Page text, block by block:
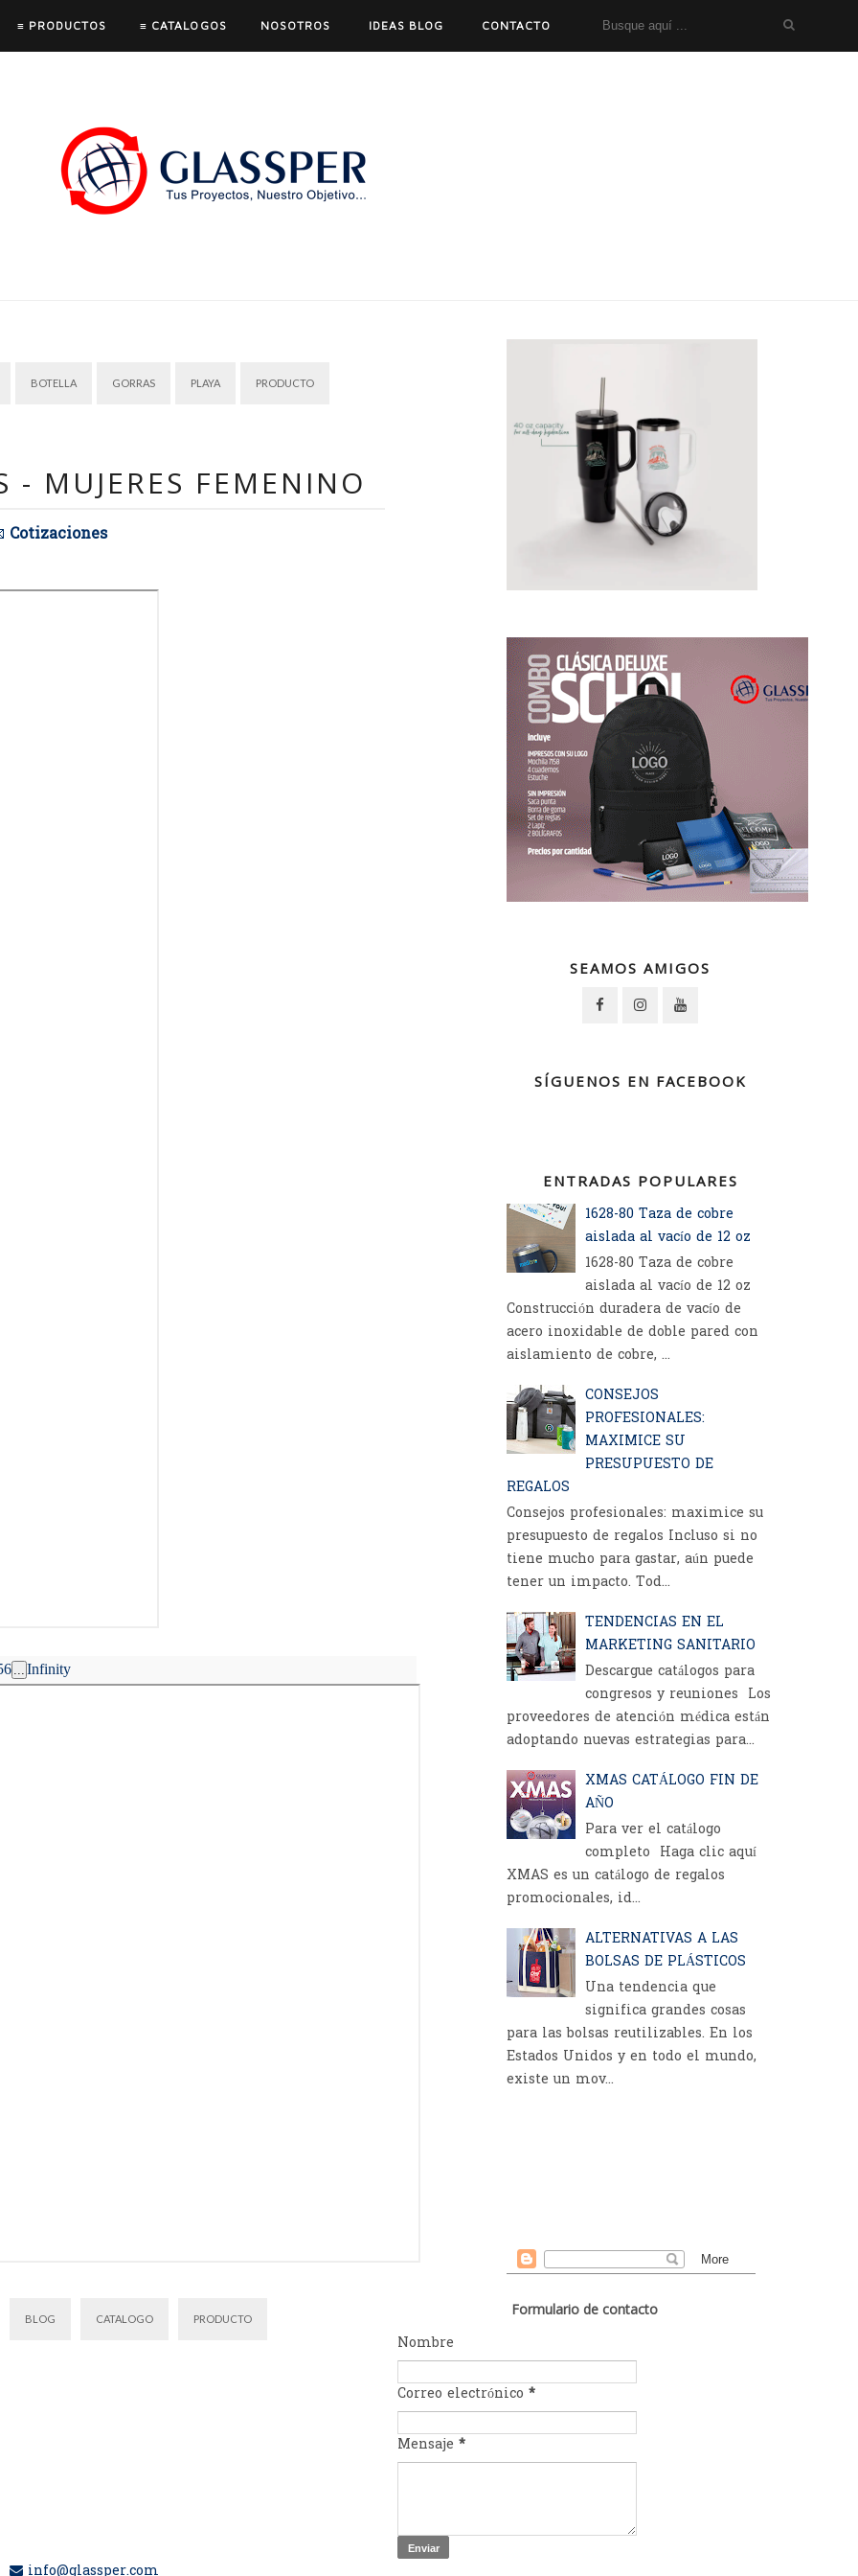
≡ PRODUCTOS ≡ CATALOGOS NOSOTROS IDEAS BLOG CONTACTO
BOTELLA GORRAS PLAYA PRODUCTO
- MUJERES FEMENINO
Cotizaciones
6... Infinity
SEAMOS AMIGOS
SÍGUENOS EN FACEBOOK
ENTRADAS POPULARES
1628-80 Taza de cobre
aislada al vacío de 12 oz
1628-80 Taza de cobre
aislada al vacío de 12 oz
Construcción duradera de vacío de
acero inoxidable de doble pared con
aislamiento de cobre, ...
CONSEJOS
PROFESIONALES:
MAXIMICE SU
PRESUPUESTO DE
REGALOS
Consejos profesionales: maximice su
presupuesto de regalos Incluso si no
tiene mucho para gastar, aún puede
tener un impacto. Tod...
TENDENCIAS EN EL
MARKETING SANITARIO
Descargue catálogos para
congresos y reuniones Los
proveedores de atención médica están
adoptando nuevas estrategias para...
XMAS CATÁLOGO FIN DE
AÑO
Para ver el catálogo
completo Haga clic aquí
XMAS es un catálogo de regalos
promocionales, id...
ALTERNATIVAS A LAS
BOLSAS DE PLÁSTICOS
Una tendencia que
significa grandes cosas
para las bolsas reutilizables. En los
Estados Unidos y en todo el mundo,
existe un mov...
BLOG CATALOGO PRODUCTO
Formulario de contacto
Nombre
Correo electrónico*
Mensaje*
info@glassper.com